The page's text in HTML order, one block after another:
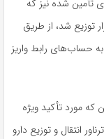
تأمین شده نیز که
توزیع شد، از طریق
حساب‌های رابط واریز
که مورد تأکید ویژه
انتقال و توزیع دارو